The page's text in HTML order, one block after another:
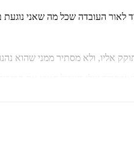
לאור העובדה שכל מה שאני
אליו, ולא מסתיר ממני שהוא
שלו בשביל סטוץ עם